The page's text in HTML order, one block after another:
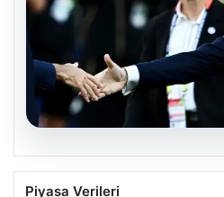
05.08.2026
Ürdün’den FIFA’ya
Piyasa Verileri